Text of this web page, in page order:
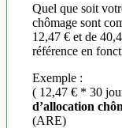
Quel que soit
chômage sont
12,47 € et de
référence en
Exemple :
( 12,47 € * 30
d’allocation
(ARE)